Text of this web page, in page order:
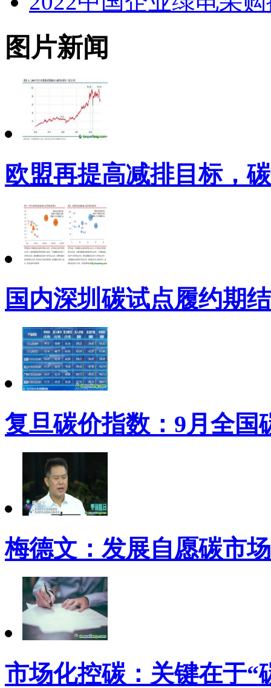
图片新闻
欧盟再提高减排目标，
国内深圳碳试点履约期
复旦碳价指数：9月全国
梅德文：发展自愿碳市
市场化控碳：关键在于“